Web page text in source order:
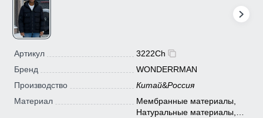
Артикул
3222Ch
Бренд
WONDERRMAN
Производство
Китай&Россия
Материал
Мембранные материалы,
Натуральные материалы,